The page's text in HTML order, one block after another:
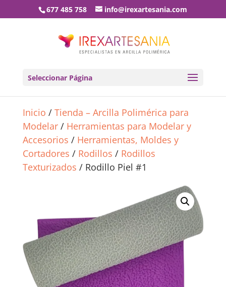
677 485 758 info@irexartesania.com
Seleccionar Página
Inicio / Tienda – Arcilla Polimérica para
Modelar/ Herramientas para Modelar y
Accesorios / Herramientas, Moldes y
Cortadores / Rodillos / Rodillos
Texturizados / Rodillo Piel #1